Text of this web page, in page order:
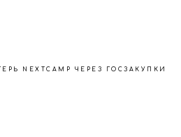
NEXTCAMP ЧЕРЕЗ ГОСЗАКУПКИ